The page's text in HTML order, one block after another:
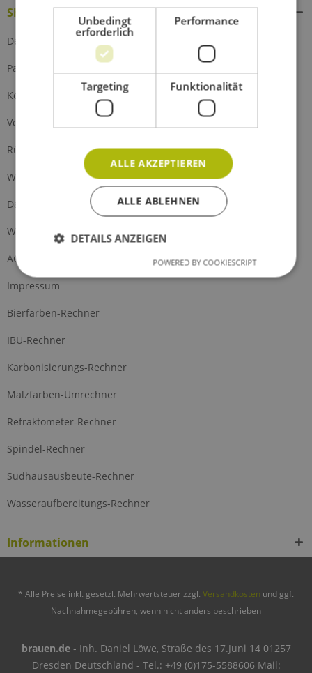
Shop Service
Defektes Produkt
Partnerprogramm
Kontakt
Versand und Zahlung
Rückgabe
Widerrufsrecht
Datenschutz
Widerrufsformular
AGB
Impressum
Bierfarben-Rechner
IBU-Rechner
Karbonisierungs-Rechner
Malzfarben-Umrechner
Refraktometer-Rechner
Spindel-Rechner
Sudhausausbeute-Rechner
Wasseraufbereitungs-Rechner
Informationen
* Alle Preise inkl. gesetzl. Mehrwertsteuer zzgl. Versandkosten und ggf.
Nachnahmegebühren, wenn nicht anders beschrieben
brauen.de- Inh. Daniel Löwe, Straße des 17.Juni 14 01257
Dresden Deutschland - Tel.: +49 (0)175-5588606 Mail:
Unbedingt
erforderlich
Performance
Targeting Funktionalität
ALLE AKZEPTIEREN
ALLE ABLEHNEN
DETAILS ANZEIGEN
POWERED BY COOKIESCRIPT